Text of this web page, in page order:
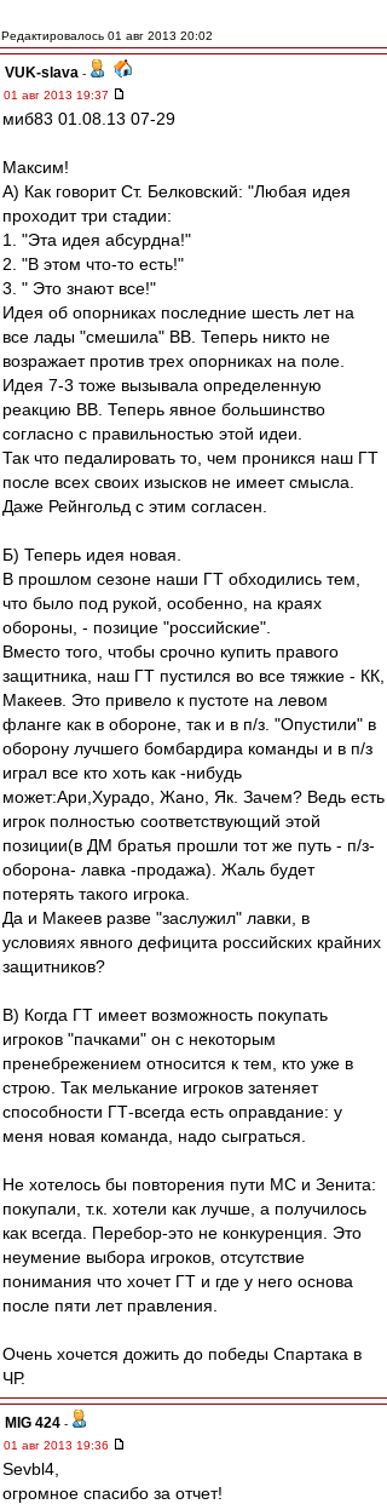
Редактировалось 01 авг 2013 20:02
VUK-slava -
01 авг 2013 19:37
миб83 01.08.13 07-29
Максим!
А) Как говорит Ст. Белковский: "Любая идея
проходит три стадии:
1. "Эта идея абсурдна!"
2. "В этом что-то есть!"
3. " Это знают все!"
Идея об опорниках последние шесть лет на
все лады "смешила" ВВ. Теперь никто не
возражает против трех опорниках на поле.
Идея 7-3 тоже вызывала определенную
реакцию ВВ. Теперь явное большинство
согласно с правильностью этой идеи.
Так что педалировать то, чем проникся наш ГТ
после всех своих изысков не имеет смысла.
Даже Рейнгольд с этим согласен.
Б) Теперь идея новая.
В прошлом сезоне наши ГТ обходились тем,
что было под рукой, особенно, на краях
обороны, - позицие "российские".
Вместо того, чтобы срочно купить правого
защитника, наш ГТ пустился во все тяжкие - КК,
Макеев. Это привело к пустоте на левом
фланге как в обороне, так и в п/з. "Опустили" в
оборону лучшего бомбардира команды и в п/з
играл все кто хоть как -нибудь
может:Ари,Хурадо, Жано, Як. Зачем? Ведь есть
игрок полностью соответствующий этой
позиции(в ДМ братья прошли тот же путь - п/з-
оборона- лавка -продажа). Жаль будет
потерять такого игрока.
Да и Макеев разве "заслужил" лавки, в
условиях явного дефицита российских крайних
защитников?
В) Когда ГТ имеет возможность покупать
игроков "пачками" он с некоторым
пренебрежением относится к тем, кто уже в
строю. Так мелькание игроков затеняет
способности ГТ-всегда есть оправдание: у
меня новая команда, надо сыграться.
Не хотелось бы повторения пути МС и Зенита:
покупали, т.к. хотели как лучше, а получилось
как всегда. Перебор-это не конкуренция. Это
неумение выбора игроков, отсутствие
понимания что хочет ГТ и где у него основа
после пяти лет правления.
Очень хочется дожить до победы Спартака в
ЧР.
MIG 424 -
01 авг 2013 19:36
Sevbl4,
огромное спасибо за отчет!